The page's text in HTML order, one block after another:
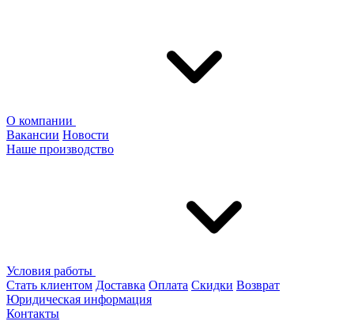
О компании
Вакансии Новости
Наше производство
Условия работы
Стать клиентом Доставка Оплата Скидки Возврат
Юридическая информация
Контакты